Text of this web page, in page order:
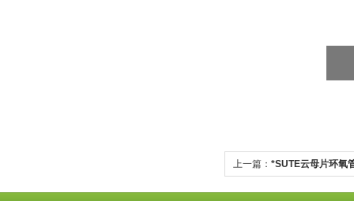
上一篇： *SUTE云母片环氧